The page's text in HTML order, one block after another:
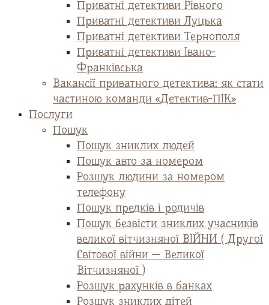
Приватні детективи Рівного
Приватні детективи Луцька
Приватні детективи Тернополя
Приватні детективи Івано-
Франківська
Вакансії приватного детектива: як стати
частиною команди «Детектив-ПІК»
Послуги
Пошук
Пошук зниклих людей
Пошук авто за номером
Розшук людини за номером
телефону
Пошук предків і родичів
Пошук безвісти зниклих учасників
великої вітчизняної ВІЙНИ ( Другої
Світової війни — Великої
Вітчизняної )
Розшук рахунків в банках
Розшук зниклих дітей